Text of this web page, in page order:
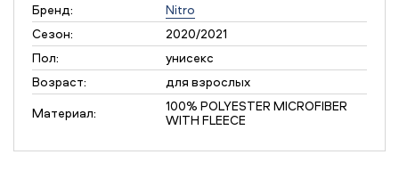
Бренд:
Nitro
Сезон:
2020/2021
Пол:
унисекс
Возраст:
для взрослых
Материал:
100% POLYESTER MICROFIBER
WITH FLEECE